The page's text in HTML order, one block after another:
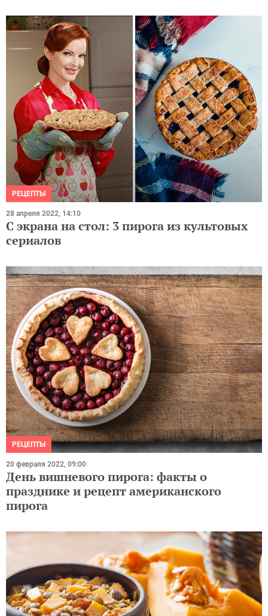
РЕЦЕПТЫ
28 апреля 2022, 14:10
С экрана на стол: 3 пирога из культовых
сериалов
РЕЦЕПТЫ
20 февраля 2022, 09:00
День вишневого пирога: факты о
празднике и рецепт американского
пирога